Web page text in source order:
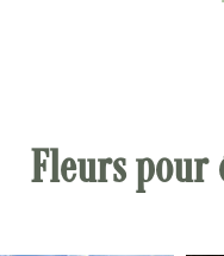
Fleurs